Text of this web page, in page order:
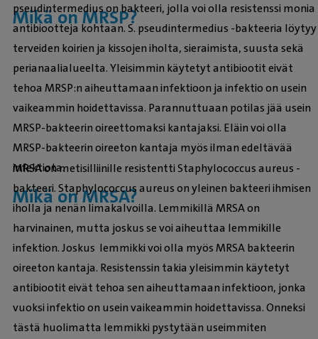
Mikä on MRSP?
pseudintermedius on bakteeri, jolla voi olla resistenssi monia
antibiootteja kohtaan. S. pseudintermedius -bakteeria löytyy
terveiden koirien ja kissojen iholta, sieraimista, suusta sekä
perianaalialueelta. Yleisimmin käytetyt antibiootit eivät
tehoa MRSP:n aiheuttamaan infektioon ja infektio on usein
vaikeammin hoidettavissa. Parannuttuaan potilas jää usein
MRSP-bakteerin oireettomaksi kantajaksi. Eläin voi olla
MRSP-bakteerin oireeton kantaja myös ilman edeltävää
infektiota.
Mikä on MRSA?
MRSA on metisilliinille resistentti Staphylococcus aureus -
bakteeri. Staphylococcus aureus on yleinen bakteeri ihmisen
iholla ja nenän limakalvoilla. Lemmikillä MRSA on
harvinainen, mutta joskus se voi aiheuttaa lemmikille
infektion. Joskus lemmikki voi olla myös MRSA bakteerin
oireeton kantaja. Resistenssin takia yleisimmin käytetyt
antibiootit eivät tehoa sen aiheuttamaan infektioon, jonka
vuoksi infektio on usein vaikeammin hoidettavissa. Onneksi
tästä huolimatta lemmikki pystytään useimmiten